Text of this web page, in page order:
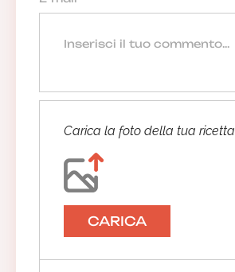
Carica la foto della tua ricetta
CARICA